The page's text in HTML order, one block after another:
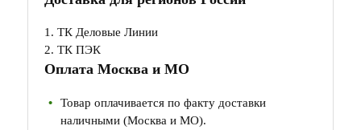
1. ТК Деловые Линии
2. ТК ПЭК
Оплата Москва и МО
Товар оплачивается по факту доставки
наличными (Москва и МО).